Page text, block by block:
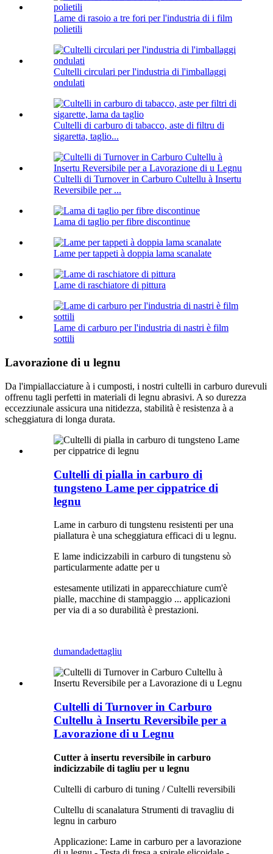
Lame di rasoio a tre fori per l'industria di i film
polietili
Cultelli circulari per l'industria di l'imballaggi
ondulati
Cultelli di carburo di tabacco, aste di filtru di
sigaretta, taglio...
Cultelli di Turnover in Carburo Cultellu à Insertu
Reversibile per ...
Lama di taglio per fibre discontinue
Lame per tappeti à doppia lama scanalate
Lame di raschiatore di pittura
Lame di carburo per l'industria di nastri è film
sottili
Lavorazione di u legnu
Da l'impiallacciature à i cumposti, i nostri cultelli in carburo durevuli
offrenu tagli perfetti in materiali di legnu abrasivi. A so durezza
eccezziunale assicura una nitidezza, stabilità è resistenza à a
scheggiatura di longa durata.
Cultelli di pialla in carburo di
tungsteno Lame per cippatrice di
legnu
Lame in carburo di tungstenu resistenti per una
piallatura è una scheggiatura efficaci di u legnu.
E lame indicizzabili in carburo di tungstenu sò
particularmente adatte per u
estesamente utilizati in apparecchiature cum'è
pialle, macchine di stampaggio ... applicazioni
per via di a so durabilità è prestazioni.
dumandadettagliu
Cultelli di Turnover in Carburo
Cultellu à Insertu Reversibile per a
Lavorazione di u Legnu
Cutter à insertu reversibile in carburo
indicizzabile di tagliu per u legnu
Cultelli di carburo di tuning / Cultelli reversibili
Cultellu di scanalatura Strumenti di travagliu di
legnu in carburo
Applicazione: Lame in carburo per a lavorazione